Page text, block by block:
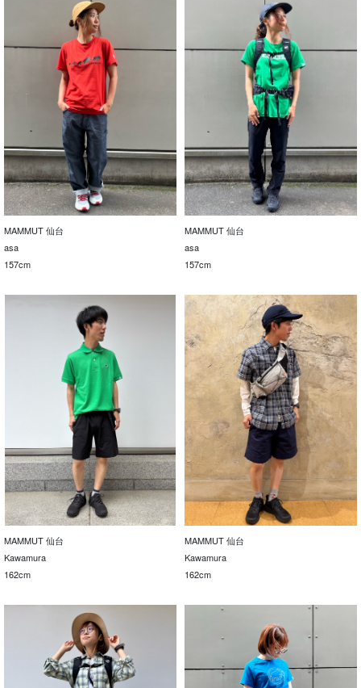
MAMMUT 仙台
asa
157cm
MAMMUT 仙台
asa
157cm
MAMMUT 仙台
Kawamura
162cm
MAMMUT 仙台
Kawamura
162cm